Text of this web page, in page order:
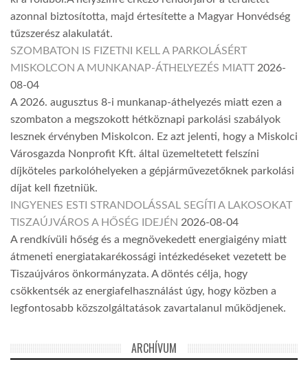
azonnal biztosította, majd értesítette a Magyar Honvédség
tűzszerész alakulatát.
SZOMBATON IS FIZETNI KELL A PARKOLÁSÉRT
MISKOLCON A MUNKANAP-ÁTHELYEZÉS MIATT 2026-
08-04
A 2026. augusztus 8-i munkanap-áthelyezés miatt ezen a
szombaton a megszokott hétköznapi parkolási szabályok
lesznek érvényben Miskolcon. Ez azt jelenti, hogy a Miskolci
Városgazda Nonprofit Kft. által üzemeltetett felszíni
díjköteles parkolóhelyeken a gépjárművezetőknek parkolási
díjat kell fizetniük.
INGYENES ESTI STRANDOLÁSSAL SEGÍTI A LAKOSOKAT
TISZAÚJVÁROS A HŐSÉG IDEJÉN 2026-08-04
A rendkívüli hőség és a megnövekedett energiaigény miatt
átmeneti energiatakarékossági intézkedéseket vezetett be
Tiszaújváros önkormányzata. A döntés célja, hogy
csökkentsék az energiafelhasználást úgy, hogy közben a
legfontosabb közszolgáltatások zavartalanul működjenek.
ARCHÍVUM